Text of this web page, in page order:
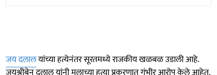
जय दलालयांच्या हत्येनंतर सूरतमध्ये राजकीय खळबळ उडाली आहे.